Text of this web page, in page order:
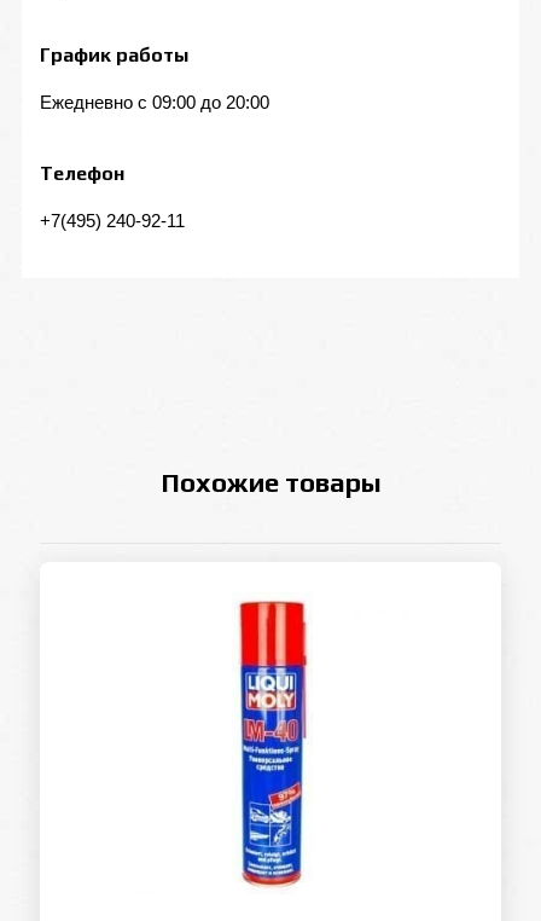
График работы
Ежедневно с 09:00 до 20:00
Телефон
+7(495) 240-92-11
Похожие товары